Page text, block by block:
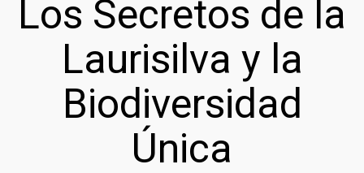
Los Secretos de la
Laurisilva y la
Biodiversidad
Única